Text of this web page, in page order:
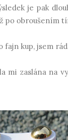
je pak
po obroušením
kup, jsem
mi zaslána na